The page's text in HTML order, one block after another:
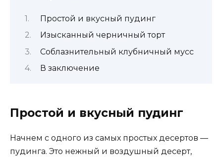
Простой и вкусный пудинг
Изысканный черничный торт
Соблазнительный клубничный мусс
В заключение
Простой и вкусный пудинг
Начнем с одного из самых простых десертов —
пудинга. Это нежный и воздушный десерт,